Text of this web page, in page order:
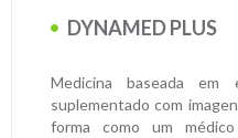
DYNAMED PLUS
Medicina baseada em
suplementado com
forma como um